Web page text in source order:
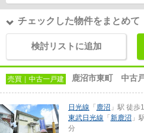
チェックした物件をまとめて
検討リストに追加
売買｜中古一戸建 鹿沼市東町 中古
日光線 「 鹿沼 」駅 徒歩
東武日光線 「 新鹿沼 」
分